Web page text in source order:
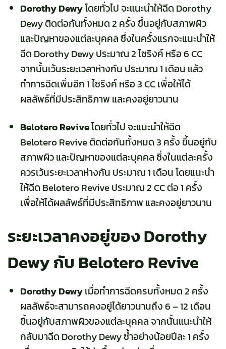
Dorothy Dewyโดยทั่วไป จะแนะนำให้ฉีด Dorothy
Dewy ติดต่อกันทั้งหมด 2 ครั้งขึ้นอยู่กับสภาพผิว
และปัญหาของแต่ละบุคคล ซึ่งในครั้งแรกจะแนะนำให้
ฉีด Dorothy Dewy ประมาณ 2 ไซริงค์ หรือ 6 CC
จากนั้นเว้นระยะเวลาห่างกัน ประมาณ 1 เดือน แล้ว
ทำการฉีดเพิ่มอีก 1 ไซริงค์ หรือ 3 CC เพื่อให้ได้
ผลลัพธ์ที่มีประสิทธิภาพ และคงอยู่ยาวนาน
Belotero Reviveโดยทั่วไป จะแนะนำให้ฉีด
Belotero Revive ติดต่อกันทั้งหมด 3 ครั้งขึ้นอยู่กับ
สภาพผิว และปัญหาของแต่ละบุคคล ซึ่งในแต่ละครั้ง
ควรเว้นระยะเวลาห่างกัน ประมาณ 1 เดือน โดยแนะนำ
ให้ฉีด Belotero Revive ประมาณ 2 CC ต่อ 1 ครั้ง
เพื่อให้ได้ผลลัพธ์ที่มีประสิทธิภาพ และคงอยู่ยาวนาน
ระยะเวลาคงอยู่ของ Dorothy
Dewy กับ Belotero Revive
Dorothy Dewyเมื่อทำการฉีดครบทั้งหมด 2 ครั้ง
ผลลัพธ์จะสามารถคงอยู่ได้ยาวนานถึง6 – 12 เดือน
ขึ้นอยู่กับสภาพผิวของแต่ละบุคคล จากนั้นแนะนำให้
กลับมาฉีด Dorothy Dewy ซ้ำอย่างน้อยปีละ 1 ครั้ง